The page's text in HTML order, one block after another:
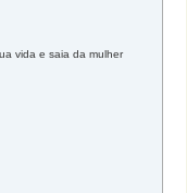
vida e saia da mulher